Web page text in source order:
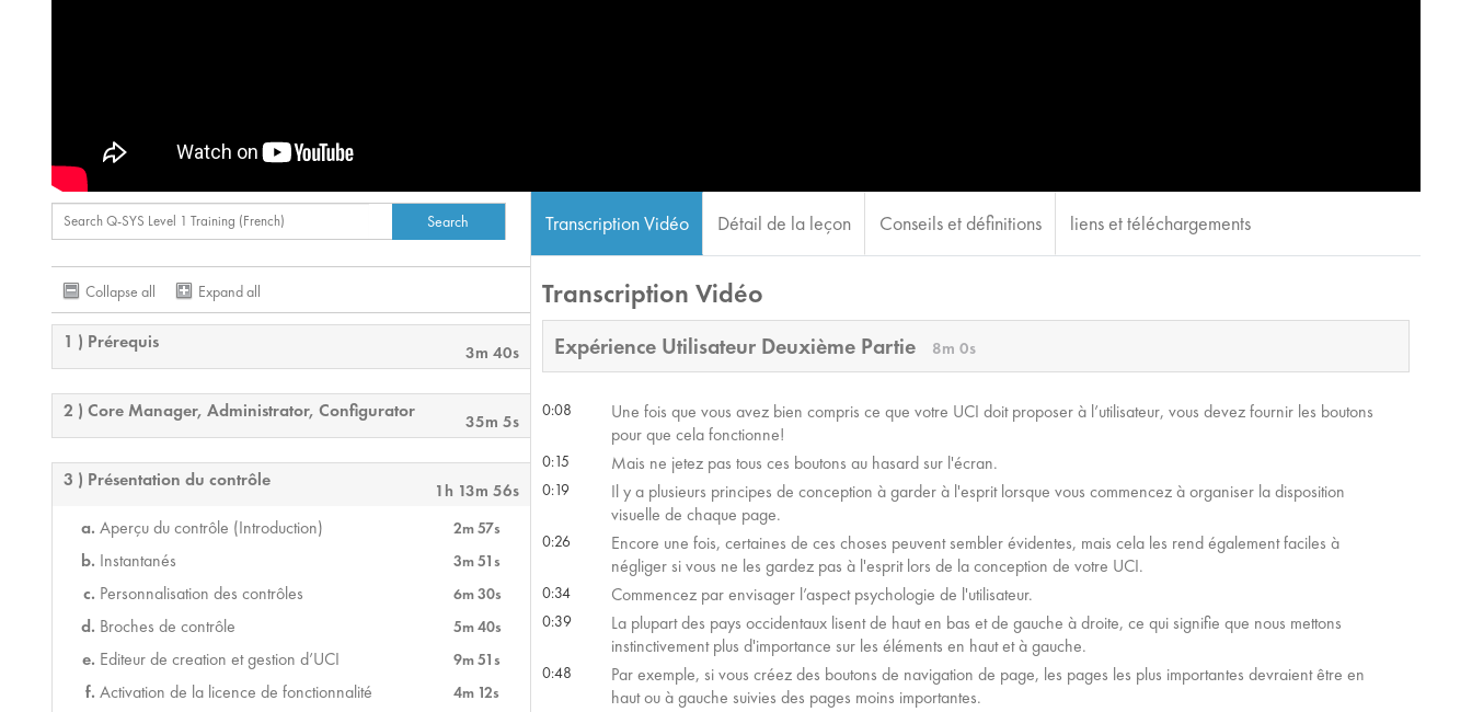
Collapse all Expand all
1 ) Prérequis 3m 40s
2 ) Core Manager, Administrator, Configurator 35m 5s
3 ) Présentation du contrôle 1h 13m 56s
Aperçu du contrôle (Introduction) 2m 57s
Instantanés 3m 51s
Personnalisation des contrôles 6m 30s
Broches de contrôle 5m 40s
Editeur de creation et gestion d’UCI 9m 51s
Activation de la licence de fonctionnalité 4m 12s
Transcription Vidéo Détail de la leçon Conseils et définitions liens et téléchargements
Transcription Vidéo
Expérience Utilisateur Deuxième Partie 8m 0s
0:08
Une fois que vous avez bien compris ce que votre UCI doit proposer à l’utilisateur, vous devez fournir les boutons
pour que cela fonctionne!
0:15 Mais ne jetez pas tous ces boutons au hasard sur l'écran.
0:19
Il y a plusieurs principes de conception à garder à l'esprit lorsque vous commencez à organiser la disposition
visuelle de chaque page.
0:26
Encore une fois, certaines de ces choses peuvent sembler évidentes, mais cela les rend également faciles à
négliger si vous ne les gardez pas à l'esprit lors de la conception de votre UCI.
0:34 Commencez par envisager l’aspect psychologie de l'utilisateur.
0:39
La plupart des pays occidentaux lisent de haut en bas et de gauche à droite, ce qui signifie que nous mettons
instinctivement plus d'importance sur les éléments en haut et à gauche.
0:48
Par exemple, si vous créez des boutons de navigation de page, les pages les plus importantes devraient être en
haut ou à gauche suivies des pages moins importantes.